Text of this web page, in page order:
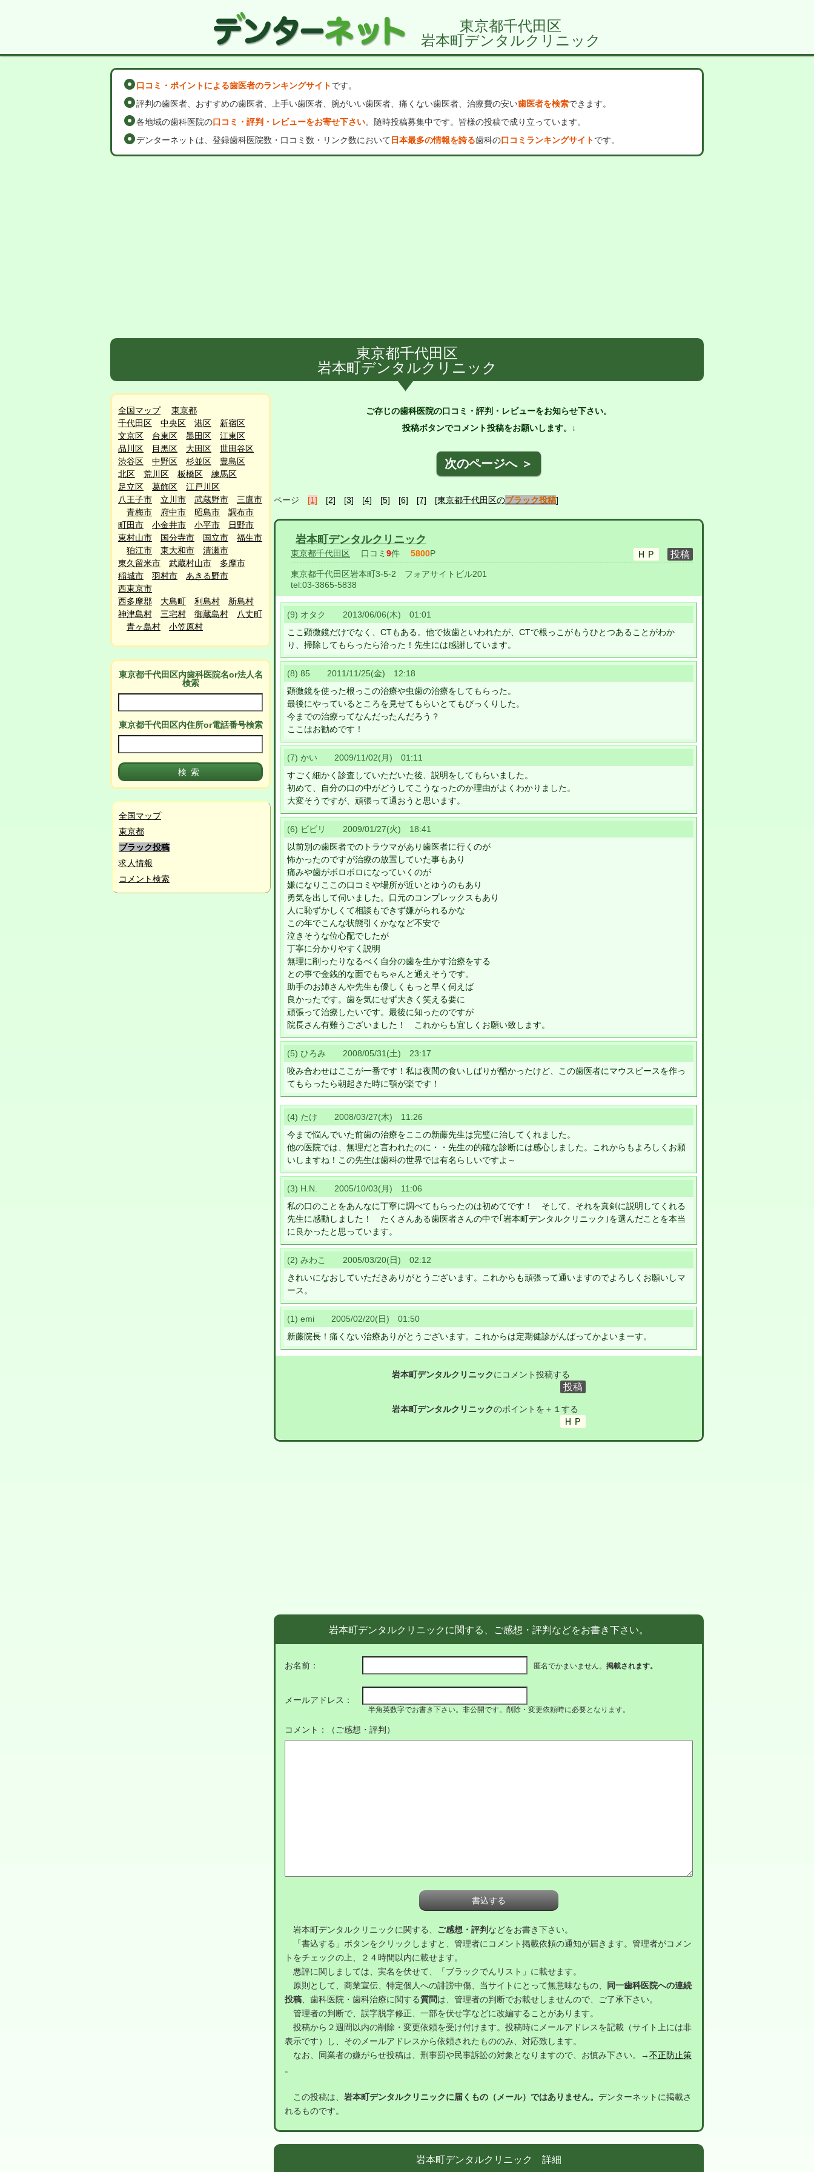
東京都千代田区
岩本町デンタルクリニック
口コミ・ポイントによる歯医者のランキングサイトです。
評判の歯医者、おすすめの歯医者、上手い歯医者、腕がいい歯医者、痛くない歯医者、治療費の安い歯医者を検索できます。
各地域の歯科医院の口コミ・評判・レビューをお寄せ下さい。随時投稿募集中です。皆様の投稿で成り立っています。
デンターネットは、登録歯科医院数・口コミ数・リンク数において 日本最多の情報を誇る歯科の口コミランキングサイトです。
東京都千代田区
岩本町デンタルクリニック
全国マップ
東京都
千代田区
中央区 港区
新宿区
文京区
台東区 墨田区
江東区
品川区
目黒区 大田区
世田谷区
渋谷区
中野区 杉並区
豊島区
北区
荒川区 板橋区
練馬区
足立区
葛飾区
江戸川区
八王子市
立川市 武蔵野市
三鷹市
青梅市
府中市 昭島市
調布市
町田市
小金井市 小平市
日野市
東村山市
国分寺市 国立市
福生市
狛江市
東大和市
清瀬市
東久留米市
武蔵村山市
多摩市
稲城市
羽村市
あきる野市
西東京市
西多摩郡
大島町 利島村
新島村
神津島村
三宅村 御蔵島村
八丈町
青ヶ島村
小笠原村
東京都千代田区内歯科医院名or法人名
検索
東京都千代田区内住所or電話番号検索
全国マップ
東京都
ブラック投稿
求人情報
コメント検索
ご存じの歯科医院の口コミ・評判・レビューをお知らせ下さい。
投稿ボタンでコメント投稿をお願いします。↓
次のページへ ＞
ページ [1] [2] [3] [4] [5] [6] [7] [東京都千代田区のブラック投稿]
岩本町デンタルクリニック
東京都千代田区 口コミ 9件 5800P
東京都千代田区岩本町3-5-2 フォアサイトビル201
tel:03-3865-5838
(9) オタク 2013/06/06(木) 01:01
ここ顕微鏡だけでなく、CTもある。他で抜歯といわれたが、CTで根っこがもうひとつあることがわか
り、掃除してもらったら治った！先生には感謝しています。
(8) 85 2011/11/25(金) 12:18
顕微鏡を使った根っこの治療や虫歯の治療をしてもらった。
最後にやっているところを見せてもらいとてもびっくりした。
今までの治療ってなんだったんだろう？
ここはお勧めです！
(7) かい 2009/11/02(月) 01:11
すごく細かく診査していただいた後、説明をしてもらいました。
初めて、自分の口の中がどうしてこうなったのか理由がよくわかりました。
大変そうですが、頑張って通おうと思います。
(6) ビビリ 2009/01/27(火) 18:41
以前別の歯医者でのトラウマがあり歯医者に行くのが
怖かったのですが治療の放置していた事もあり
痛みや歯がボロボロになっていくのが
嫌になりここの口コミや場所が近いとゆうのもあり
勇気を出して伺いました。口元のコンプレックスもあり
人に恥ずかしくて相談もできず嫌がられるかな
この年でこんな状態引くかななど不安で
泣きそうな位心配でしたが
丁寧に分かりやすく説明
無理に削ったりなるべく自分の歯を生かす治療をする
との事で金銭的な面でもちゃんと通えそうです。
助手のお姉さんや先生も優しくもっと早く伺えば
良かったです。歯を気にせず大きく笑える要に
頑張って治療したいです。最後に知ったのですが
院長さん有難うございました！ これからも宜しくお願い致します。
(5) ひろみ 2008/05/31(土) 23:17
咬み合わせはここが一番です！私は夜間の食いしばりが酷かったけど、この歯医者にマウスピースを作っ
てもらったら朝起きた時に顎が楽です！
(4) たけ 2008/03/27(木) 11:26
今まで悩んでいた前歯の治療をここの新藤先生は完璧に治してくれました。
他の医院では、無理だと言われたのに・・先生の的確な診断には感心しました。これからもよろしくお願
いしますね！この先生は歯科の世界では有名らしいですよ～
(3) H.N. 2005/10/03(月) 11:06
私の口のことをあんなに丁寧に調べてもらったのは初めてです！ そして、それを真剣に説明してくれる
先生に感動しました！ たくさんある歯医者さんの中で｢岩本町デンタルクリニック｣を選んだことを本当
に良かったと思っています。
(2) みわこ 2005/03/20(日) 02:12
きれいになおしていただきありがとうございます。これからも頑張って通いますのでよろしくお願いしマ
ース。
(1) emi 2005/02/20(日) 01:50
新藤院長！痛くない治療ありがとうございます。これからは定期健診がんばってかよいまーす。
岩本町デンタルクリニックにコメント投稿する
岩本町デンタルクリニックのポイントを＋１する
岩本町デンタルクリニックに関する、ご感想・評判などをお書き下さい。
お名前： 匿名でかまいません。 掲載されます。
メールアドレス：
半角英数字でお書き下さい。非公開です。削除・変更依頼時に必要となります。
コメント：（ご感想・評判）
岩本町デンタルクリニックに関する、 ご感想・評判 などをお書き下さい。
「書込する」ボタンをクリックしますと、管理者にコメント掲載依頼の通知が届きます。管理者がコメン
トをチェックの上、２４時間以内に載せます。
悪評に関しましては、実名を伏せて、「ブラックでんリスト」に載せます。
原則として、商業宣伝、特定個人への誹謗中傷、当サイトにとって無意味なもの、
同一歯科医院への連続
投稿 、歯科医院・歯科治療に関する質問は、管理者の判断でお載せしませんので、ご了承下さい。
管理者の判断で、誤字脱字修正、一部を伏せ字などに改編することがあります。
投稿から２週間以内の削除・変更依頼を受け付けます。投稿時にメールアドレスを記載（サイト上には非
表示です）し、そのメールアドレスから依頼されたもののみ、対応致します。
なお、同業者の嫌がらせ投稿は、刑事罰や民事訴訟の対象となりますので、お慎み下さい。→不正防止策
。
この投稿は、 岩本町デンタルクリニックに届くもの（メール）ではありません。 デンターネットに掲載さ
れるものです。
岩本町デンタルクリニック 詳細